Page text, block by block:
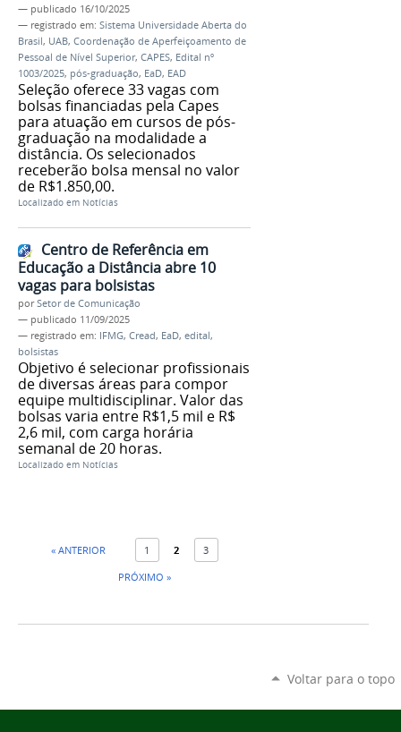
— publicado 16/10/2025
— registrado em: Sistema Universidade Aberta do
Brasil, UAB, Coordenação de Aperfeiçoamento de
Pessoal de Nível Superior, CAPES, Edital nº
1003/2025, pós-graduação, EaD, EAD
Seleção oferece 33 vagas com
bolsas financiadas pela Capes
para atuação em cursos de pós-
graduação na modalidade a
distância. Os selecionados
receberão bolsa mensal no valor
de R$1.850,00.
Localizado em Notícias
Centro de Referência em
Educação a Distância abre 10
vagas para bolsistas
porSetor de Comunicação
— publicado 11/09/2025
— registrado em: IFMG, Cread, EaD, edital,
bolsistas
Objetivo é selecionar profissionais
de diversas áreas para compor
equipe multidisciplinar. Valor das
bolsas varia entre R$1,5 mil e R$
2,6 mil, com carga horária
semanal de 20 horas.
Localizado em Notícias
« ANTERIOR 1 2
3
PRÓXIMO »
Voltar para o topo